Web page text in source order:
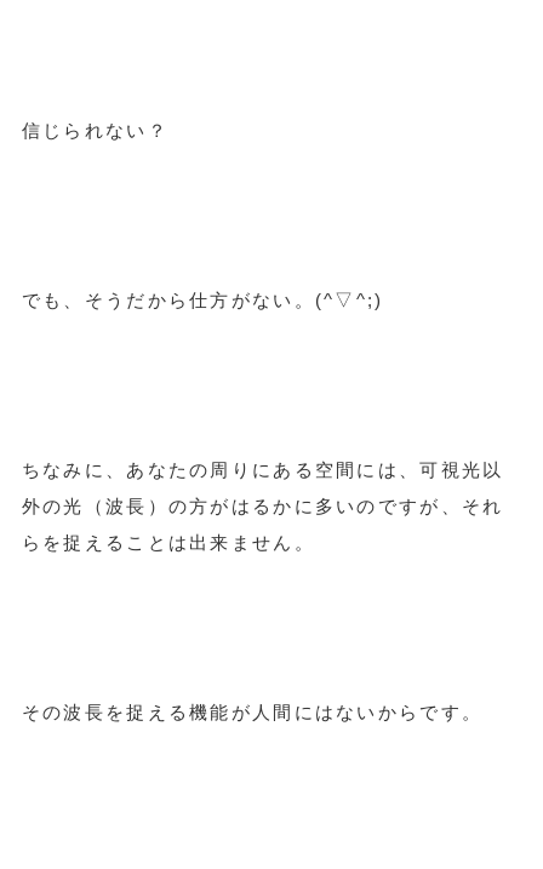
信じられない？
でも、そうだから仕方がない。(^▽^;)
ちなみに、あなたの周りにある空間には、可視光以
外の光（波長）の方がはるかに多いのですが、それ
らを捉えることは出来ません。
その波長を捉える機能が人間にはないからです。